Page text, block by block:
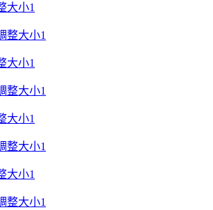
大小1
大小1
大小1
大小1